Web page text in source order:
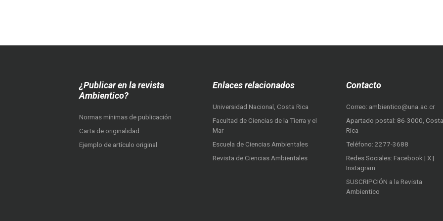
¿Publicar en la revista
Ambientico?
Normas mínimas de publicación
Carta de originalidad
Ejemplo de artículo original
Enlaces relacionados
Universidad Nacional, Costa Rica
Facultad de Ciencias de la Tierra y el
Mar
Escuela de Ciencias Ambientales
Revista de Ciencias Ambientales
Contacto
Correo: ambientico@una.ac.cr
Apartado postal: 86-3000, Costa
Rica
Teléfono: 2277-3688
Redes Sociales: Facebook | X |
Instagram
SUSCRIPCIÓN a la Revista
Ambientico